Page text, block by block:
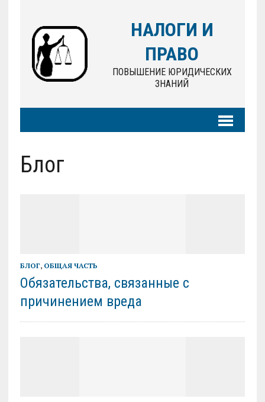
НАЛОГИ И
ПРАВО
ПОВЫШЕНИЕ ЮРИДИЧЕСКИХ
ЗНАНИЙ
Блог
БЛОГ, ОБЩАЯ ЧАСТЬ
Обязательства, связанные с
причинением вреда